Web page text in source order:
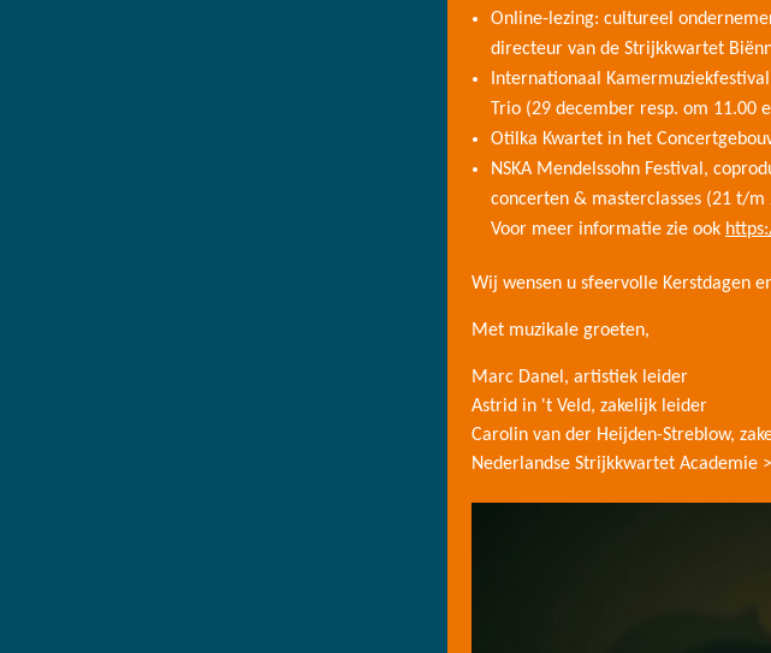
Online-lezing: cultureel
directeur van de Strijkkwartet
Internationaal
Trio (29 december resp. om 11.00
Otilka Kwartet in het
NSKA Mendelssohn Festival,
concerten & masterclasses (21 t/
Voor meer informatie zie ook
Wij wensen u sfeervolle Kerstdagen
Met muzikale groeten,
Marc Danel, artistiek leider
Astrid in 't Veld, zakelijk leider
Carolin van der Heijden-Streblow,
Nederlandse Strijkkwartet Academie >